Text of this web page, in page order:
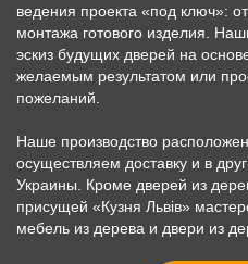
ведения проекта «под ключ»:
монтажа готового изделия.
эскиз будущих дверей на
желаемым результатом или
пожеланий.
Наше производство
осуществляем доставку и в
Украины. Кроме дверей из
присущей «Кузня Львів»
мебель из дерева и двери из